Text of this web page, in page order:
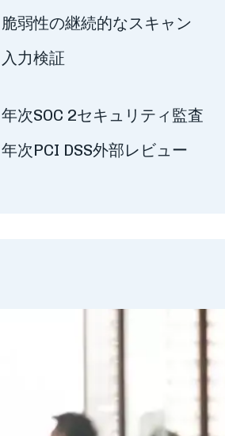
脆弱性の継続的なスキャン
入力検証
年次SOC 2セキュリティ監査
年次PCI DSS外部レビュー